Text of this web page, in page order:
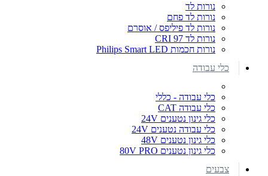
נורות לד
נורות לד פחם
נורות לד פיליפס / אוסרם
נורות לד CRI 97
נורות חכמות Philips Smart LED
כלי עבודה
כלי עבודה - כללי
כלי עבודה CAT
כלי גינון נטענים 24V
כלי עבודה נטענים 24V
כלי גינון נטענים 48V
כלי גינון נטענים 80V PRO
צבעים